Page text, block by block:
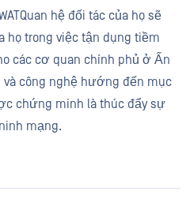
hệ đối tác của họ sẽ
họ trong việc tận dụng tiềm
các cơ quan chính phủ ở Ấn
công nghệ hướng đến mục
chứng minh là thúc đẩy sự
mạng.